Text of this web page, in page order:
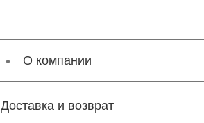
О компании
Доставка и возврат